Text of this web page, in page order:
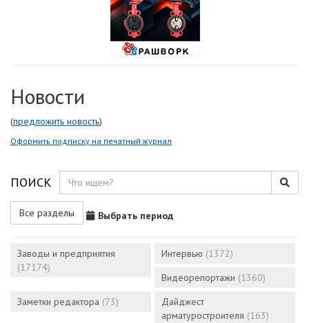
Новости
(предложить новость)
Оформить подписку на печатный журнал
ПОИСК
Все разделы Выбрать период
Заводы и предприятия
(17174)
Интервью (1372)
Видеорепортажи (1360)
Заметки редактора (73)
Дайджест
арматуростроителя (163)